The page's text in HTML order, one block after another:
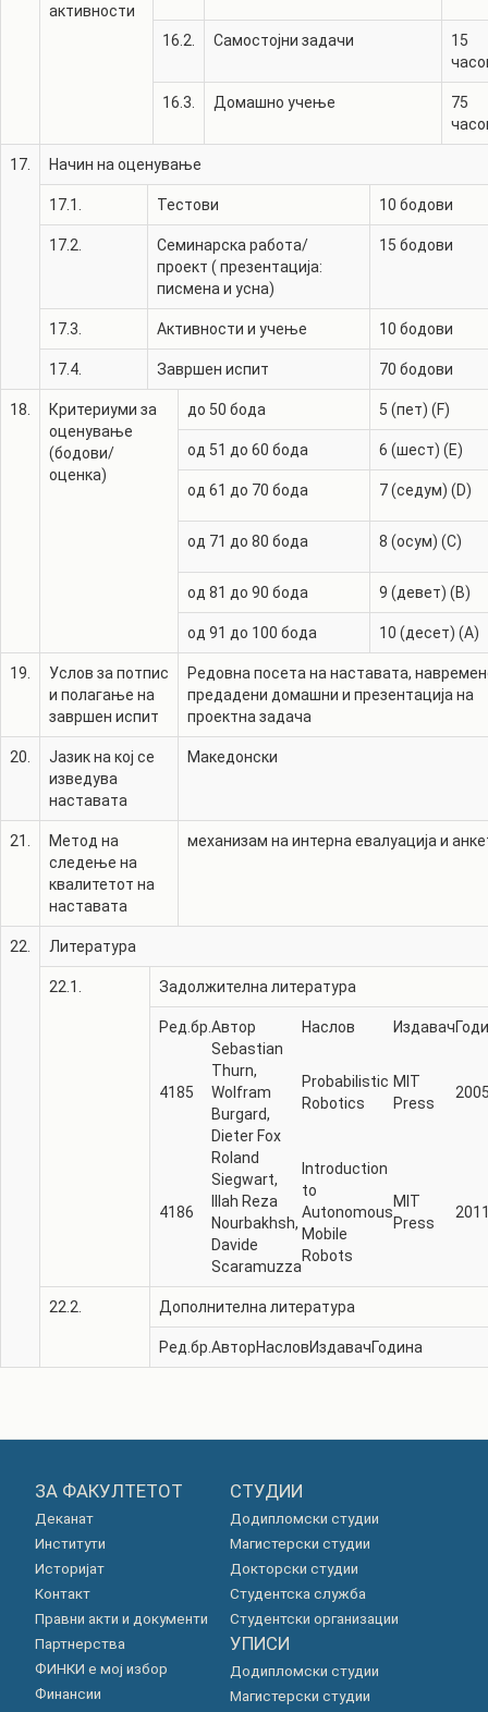
активности
16.2.
Самостојни задачи
15
16.3. Домашно учење
75
17. Начин на оценување
17.1. Тестови 10 бодови
17.2.
Семинарска работа/
проект ( презентација:
писмена и усна)
15 бодови
17.3. Активности и учење 10 бодови
17.4. Завршен испит 70 бодови
18.
Критериуми за
оценување
(бодови/
оценка)
до 50 бода 5 (пет) (F)
од 51 до 60 бода 6 (шест) (E)
од 61 до 70 бода 7 (седум) (D)
од 71 до 80 бода 8 (осум) (C)
од 81 до 90 бода 9 (девет) (B)
од 91 до 100 бода 10 (десет) (A)
19.
Услов за потпис
и полагање на
завршен испит
Редовна посета на наставата,
предадени домашни и презентација на
проектна задача
20.
Јазик на кој се
изведува
наставата
Македонски
21.
Метод на
следење на
квалитетот на
наставата
механизам на интерна евалуација и
22. Литература
22.1. Задолжителна литература
Ред.бр. Автор Наслов Издавач
4185
Sebastian
Thurn,
Wolfram
Burgard,
Dieter Fox
Probabilistic
Robotics
MIT
Press
4186
Roland
Siegwart,
Illah Reza
Nourbakhsh,
Davide
Scaramuzza
Introduction
to
Autonomous
Mobile
Robots
MIT
Press
22.2. Дополнителна литература
Ред.бр. АвторНасловИздавачГодина
ЗА ФАКУЛТЕТОТ
Деканат
Институти
Историјат
Контакт
Правни акти и документи
Партнерства
ФИНКИ е мој избор
Финансии
СТУДИИ
Додипломски студии
Магистерски студии
Докторски студии
Студентска служба
Студентски организации
УПИСИ
Додипломски студии
Магистерски студии